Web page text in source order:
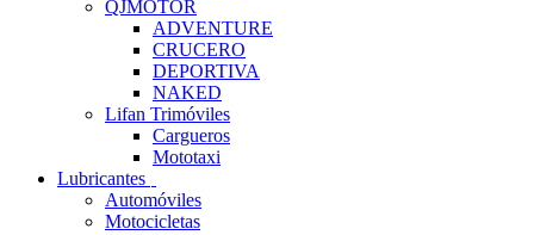
QJMOTOR
ADVENTURE
CRUCERO
DEPORTIVA
NAKED
Lifan Trimóviles
Cargueros
Mototaxi
Lubricantes
Automóviles
Motocicletas